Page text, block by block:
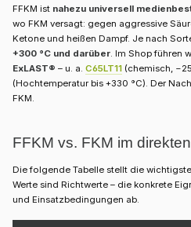
FFKM ist nahezu universell
wo FKM versagt: gegen aggressive
Ketone und heißen Dampf. Je nach
+300 °C und darüber . Im Shop führen
ExLAST® – u. a. C65LT11 (chemisch,
(Hochtemperatur bis +330 °C). Der
FKM.
FFKM vs. FKM im
Die folgende Tabelle stellt die
Werte sind Richtwerte – die konkrete
und Einsatzbedingungen ab.